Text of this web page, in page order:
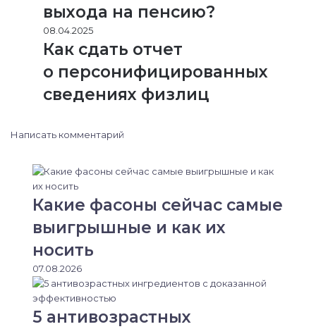
выхода на пенсию?
08.04.2025
Как сдать отчет
о персонифицированных
сведениях физлиц
Написать комментарий
Какие фасоны сейчас самые
выигрышные и как их
носить
07.08.2026
5 антивозрастных